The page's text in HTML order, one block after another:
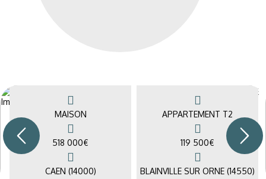
MAISON
518 000€
CAEN (14000)
APPARTEMENT T2
119 500€
BLAINVILLE SUR ORNE (14550)